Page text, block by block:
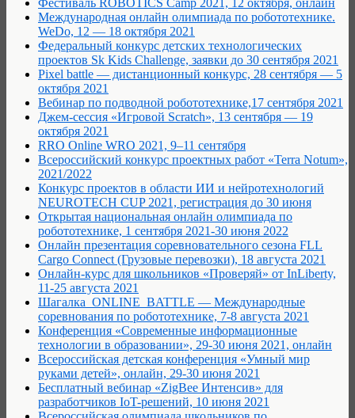
Фестиваль ROBOTICS Camp 2021, 12 октября, онлайн
Международная онлайн олимпиада по робототехнике.
WeDo, 12 — 18 октября 2021
Федеральный конкурс детских технологических
проектов Sk Kids Challenge, заявки до 30 сентября 2021
Pixel battle — дистанционный конкурс, 28 сентября — 5
октября 2021
Вебинар по подводной робототехнике,17 сентября 2021
Джем-сессия «Игровой Scratch», 13 сентября — 19
октября 2021
RRO Online WRO 2021, 9–11 сентября
Всероссийский конкурс проектных работ «Terra Notum»,
2021/2022
Конкурс проектов в области ИИ и нейротехнологий
NEUROTECH CUP 2021, регистрация до 30 июня
Открытая национальная онлайн олимпиада по
робототехнике, 1 сентября 2021-30 июня 2022
Онлайн презентация соревновательного сезона FLL
Cargo Connect (Грузовые перевозки), 18 августа 2021
Онлайн-курс для школьников «Проверяй» от InLiberty,
11-25 августа 2021
Шагалка_ONLINE_BATTLE — Международные
соревнования по робототехнике, 7-8 августа 2021
Конференция «Современные информационные
технологии в образовании», 29-30 июня 2021, онлайн
Всероссийская детская конференция «Умный мир
руками детей», онлайн, 29-30 июня 2021
Бесплатный вебинар «ZigBee Интенсив» для
разработчиков IoT-решений, 10 июня 2021